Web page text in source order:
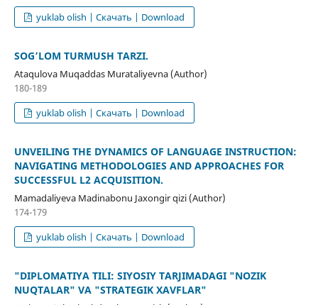
yuklab olish | Скачать | Download
SOG’LOM TURMUSH TARZI.
Ataqulova Muqaddas Murataliyevna (Author)
180-189
yuklab olish | Скачать | Download
UNVEILING THE DYNAMICS OF LANGUAGE INSTRUCTION:
NAVIGATING METHODOLOGIES AND APPROACHES FOR
SUCCESSFUL L2 ACQUISITION.
Mamadaliyeva Madinabonu Jaxongir qizi (Author)
174-179
yuklab olish | Скачать | Download
"DIPLOMATIYA TILI: SIYOSIY TARJIMADAGI "NOZIK
NUQTALAR" VA "STRATEGIK XAVFLAR"